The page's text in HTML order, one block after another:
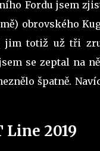
Fordu jsem
obrovského
jim totiž už tři
se zeptal na
špatně.
Line 2019